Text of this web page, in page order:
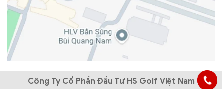
Công Ty Cổ Phần Đầu Tư HS Golf Việt Nam